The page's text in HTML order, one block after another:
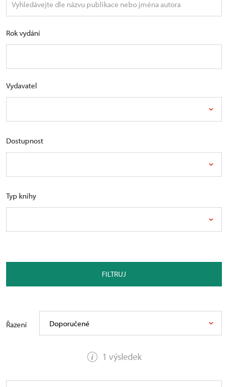
Rok vydání
Vydavatel
Dostupnost
Typ knihy
FILTRUJ
1 výsledek
Řazení Doporučené